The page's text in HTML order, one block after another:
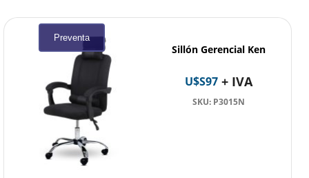
Sillón Gerencial Ken
Preventa
U$S97+ IVA
SKU: P3015N